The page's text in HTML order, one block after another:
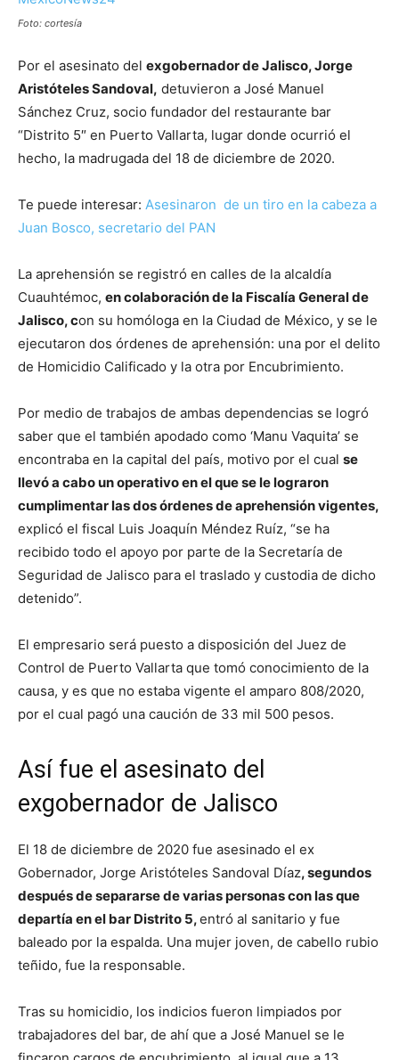
Foto: cortesía
Por el asesinato del exgobernador de Jalisco, Jorge
Aristóteles Sandoval, detuvieron a José Manuel
Sánchez Cruz, socio fundador del restaurante bar
“Distrito 5″ en Puerto Vallarta, lugar donde ocurrió el
hecho, la madrugada del 18 de diciembre de 2020.
Te puede interesar: Asesinaron de un tiro en la cabeza a
Juan Bosco, secretario del PAN
La aprehensión se registró en calles de la alcaldía
Cuauhtémoc, en colaboración de la Fiscalía General de
Jalisco, con su homóloga en la Ciudad de México, y se le
ejecutaron dos órdenes de aprehensión: una por el delito
de Homicidio Calificado y la otra por Encubrimiento.
Por medio de trabajos de ambas dependencias se logró
saber que el también apodado como ‘Manu Vaquita’ se
encontraba en la capital del país, motivo por el cual se
llevó a cabo un operativo en el que se le lograron
cumplimentar las dos órdenes de aprehensión vigentes,
explicó el fiscal Luis Joaquín Méndez Ruíz, “se ha
recibido todo el apoyo por parte de la Secretaría de
Seguridad de Jalisco para el traslado y custodia de dicho
detenido”.
El empresario será puesto a disposición del Juez de
Control de Puerto Vallarta que tomó conocimiento de la
causa, y es que no estaba vigente el amparo 808/2020,
por el cual pagó una caución de 33 mil 500 pesos.
Así fue el asesinato del
exgobernador de Jalisco
El 18 de diciembre de 2020 fue asesinado el ex
Gobernador, Jorge Aristóteles Sandoval Díaz, segundos
después de separarse de varias personas con las que
departía en el bar Distrito 5,entró al sanitario y fue
baleado por la espalda. Una mujer joven, de cabello rubio
teñido, fue la responsable.
Tras su homicidio, los indicios fueron limpiados por
trabajadores del bar, de ahí que a José Manuel se le